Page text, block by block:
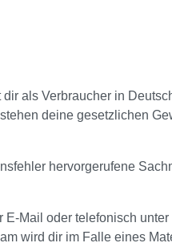
als Verbraucher in
deine gesetzlichen
hervorgerufene
Mail oder telefonisch
wird dir im Falle eines